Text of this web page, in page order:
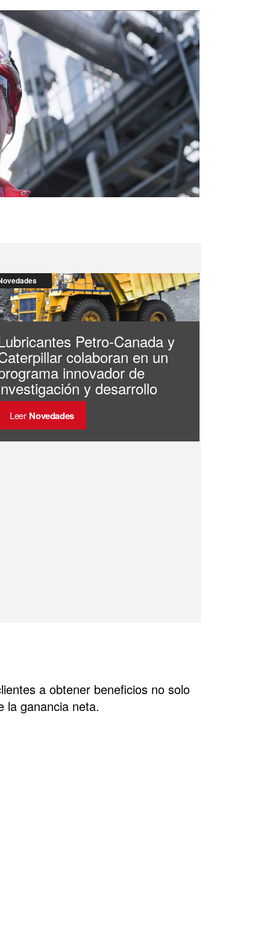
Petro-Canada y
colaboran en un
innovador de
y desarrollo
Leer Novedades
a obtener beneficios no solo
la ganancia neta.